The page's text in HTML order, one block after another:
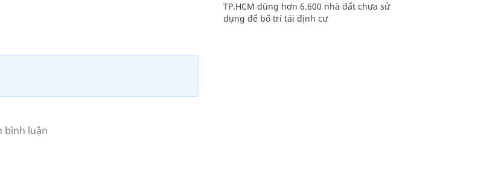
TP.HCM dùng hơn 6.600 nhà đất chưa sử
dụng để bố trí tái định cư